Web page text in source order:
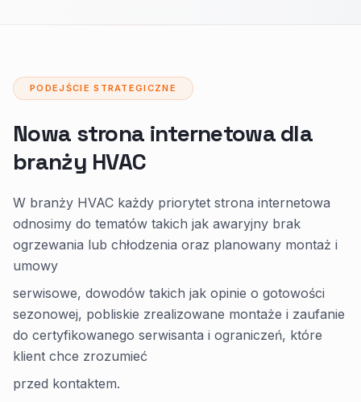
PODEJŚCIE STRATEGICZNE
Nowa strona internetowa dla
branży HVAC
W branży HVAC każdy priorytet strona internetowa
odnosimy do tematów takich jak awaryjny brak
ogrzewania lub chłodzenia oraz planowany montaż i
umowy
serwisowe, dowodów takich jak opinie o gotowości
sezonowej, pobliskie zrealizowane montaże i zaufanie
do certyfikowanego serwisanta i ograniczeń, które
klient chce zrozumieć
przed kontaktem.